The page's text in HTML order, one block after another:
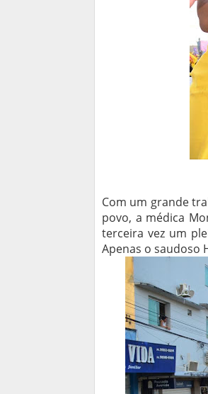
Com um grande
povo, a médica
terceira vez um
Apenas o saudoso